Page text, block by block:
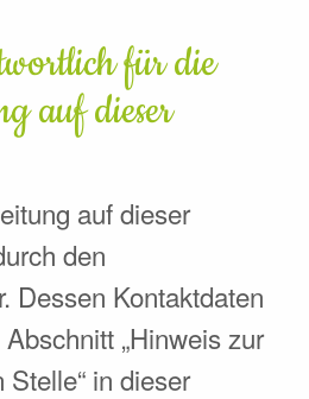
für die
auf dieser
auf dieser
den
Dessen Kontaktdaten
„Hinweis zur
in dieser